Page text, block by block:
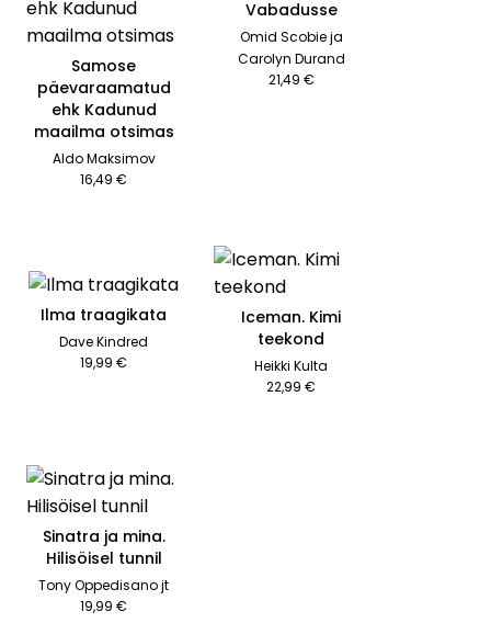
Samose
päevaraamatud
ehk Kadunud
maailma otsimas
Aldo Maksimov
16,49 €
Vabadusse
Omid Scobie ja
Carolyn Durand
21,49 €
Ilma traagikata
Dave Kindred
19,99 €
Iceman. Kimi
teekond
Heikki Kulta
22,99 €
Sinatra ja mina.
Hilisöisel tunnil
Tony Oppedisano jt
19,99 €